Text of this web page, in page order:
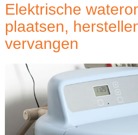
Elektrische
plaatsen,
vervangen